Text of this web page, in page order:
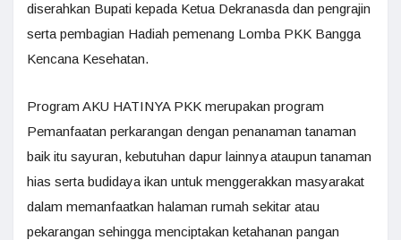
diserahkan Bupati kepada Ketua Dekranasda dan pengrajin
serta pembagian Hadiah pemenang Lomba PKK Bangga
Kencana Kesehatan.
Program AKU HATINYA PKK merupakan program
Pemanfaatan perkarangan dengan penanaman tanaman
baik itu sayuran, kebutuhan dapur lainnya ataupun tanaman
hias serta budidaya ikan untuk menggerakkan masyarakat
dalam memanfaatkan halaman rumah sekitar atau
pekarangan sehingga menciptakan ketahanan pangan